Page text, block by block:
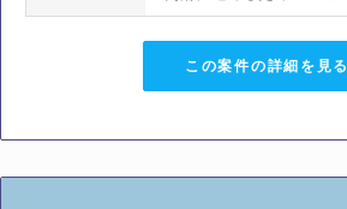
この案件の詳細を見る